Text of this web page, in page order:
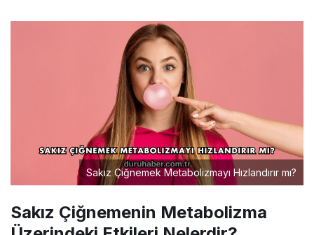
Sakız Çiğnemek Metabolizmayı Hızlandırır mı?
Sakız Çiğnemenin Metabolizma